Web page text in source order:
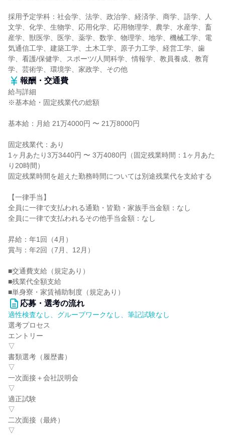
採用予定学科：社会学、法学、政治学、経済学、商学、語学、人
文学、化学、生物学、応用化学、応用物理学、農学、水産学、畜
産学、獣医学、医学、薬学、数学、物理学、地学、機械工学、電
気通信工学、建築工学、土木工学、原子力工学、経営工学、歯
学、看護/保健学、スポーツ/人間科学、情報学、教員養成、教育
学、芸術学、環境学、家政学、その他
報酬・交通費
給与詳細
※基本給・固定残業代の総額
基本給：月給 21万4000円 〜 21万8000円
固定残業代：あり
1ヶ月あたり3万3440円 〜 3万4080円（固定残業時間：1ヶ月あた
り20時間）
固定残業時間を超えた勤務時間については別途残業代を支給する
【一律手当】
全員に一律で支払われる通勤・皆勤・家族手当金額：なし
全員に一律で支払われるその他手当金額：なし
昇給：年1回（4月）
賞与：年2回（7月、12月）
■交通費支給（規定あり）
■残業代全額支給
■単身寮・家賃補助制度（規定あり）
応募・選考の流れ
適性検査なし、グループワークなし、筆記試験なし
選考プロセス
エントリー
▽
書類選考（履歴書）
▽
一次面接＋会社説明会
▽
適正試験
▽
二次面接（最終）
▽